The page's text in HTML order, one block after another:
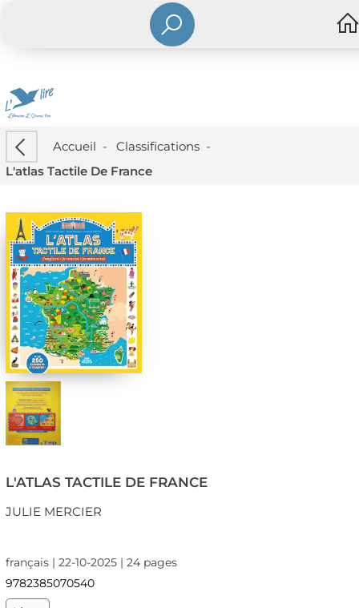
Accueil - Classifications-
L'atlas Tactile De France
L'ATLAS TACTILE DE FRANCE
JULIE MERCIER
français | 22-10-2025 | 24 pages
9782385070540